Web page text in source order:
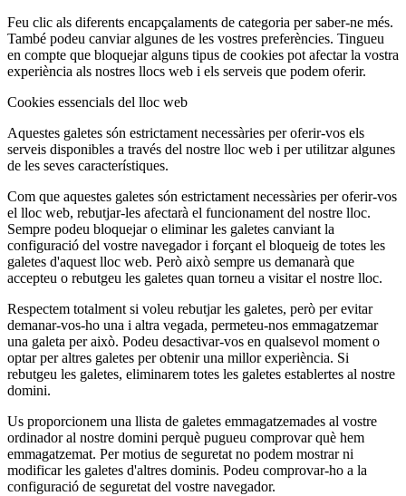
Feu clic als diferents encapçalaments de categoria per saber-ne més.
També podeu canviar algunes de les vostres preferències. Tingueu
en compte que bloquejar alguns tipus de cookies pot afectar la vostra
experiència als nostres llocs web i els serveis que podem oferir.
Cookies essencials del lloc web
Aquestes galetes són estrictament necessàries per oferir-vos els
serveis disponibles a través del nostre lloc web i per utilitzar algunes
de les seves característiques.
Com que aquestes galetes són estrictament necessàries per oferir-vos
el lloc web, rebutjar-les afectarà el funcionament del nostre lloc.
Sempre podeu bloquejar o eliminar les galetes canviant la
configuració del vostre navegador i forçant el bloqueig de totes les
galetes d'aquest lloc web. Però això sempre us demanarà que
accepteu o rebutgeu les galetes quan torneu a visitar el nostre lloc.
Respectem totalment si voleu rebutjar les galetes, però per evitar
demanar-vos-ho una i altra vegada, permeteu-nos emmagatzemar
una galeta per això. Podeu desactivar-vos en qualsevol moment o
optar per altres galetes per obtenir una millor experiència. Si
rebutgeu les galetes, eliminarem totes les galetes establertes al nostre
domini.
Us proporcionem una llista de galetes emmagatzemades al vostre
ordinador al nostre domini perquè pugueu comprovar què hem
emmagatzemat. Per motius de seguretat no podem mostrar ni
modificar les galetes d'altres dominis. Podeu comprovar-ho a la
configuració de seguretat del vostre navegador.